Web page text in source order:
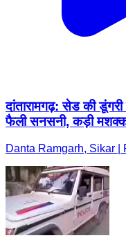
दांतारामगढ़: सेड की
फैली सनसनी, कड़ी
Danta Ramgarh, Sikar |